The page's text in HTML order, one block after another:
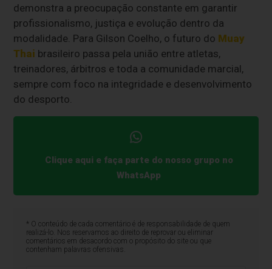
demonstra a preocupação constante em garantir
profissionalismo, justiça e evolução dentro da
modalidade. Para Gilson Coelho, o futuro do Muay
Thai brasileiro passa pela união entre atletas,
treinadores, árbitros e toda a comunidade marcial,
sempre com foco na integridade e desenvolvimento
do desporto.
Clique aqui e faça parte do nosso grupo no
WhatsApp
* O conteúdo de cada comentário é de responsabilidade de quem
realizá-lo. Nos reservamos ao direito de reprovar ou eliminar
comentários em desacordo com o propósito do site ou que
contenham palavras ofensivas.